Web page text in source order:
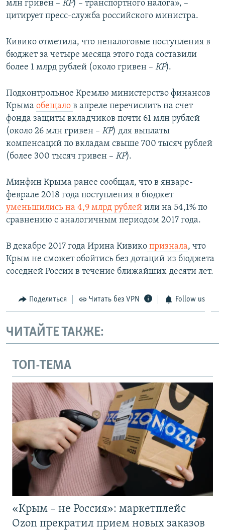
млн гривен – КР) – транспортного налога», –
цитирует пресс-служба российского министра.
Кивико отметила, что неналоговые поступления в
бюджет за четыре месяца этого года составили
более 1 млрд рублей (около гривен – КР).
Подконтрольное Кремлю министерство финансов
Крыма обещало в апреле перечислить на счет
фонда защиты вкладчиков почти 61 млн рублей
(около 26 млн гривен – КР) для выплаты
компенсаций по вкладам свыше 700 тысяч рублей
(более 300 тысяч гривен – КР).
Минфин Крыма ранее сообщал, что в январе-
феврале 2018 года поступления в бюджет
уменьшились на 4,9 млрд рублей или на 54,1% по
сравнению с аналогичным периодом 2017 года.
В декабре 2017 года Ирина Кивико признала, что
Крым не сможет обойтись без дотаций из бюджета
соседней России в течение ближайших десяти лет.
Поделиться Читать без VPN Follow us
ЧИТАЙТЕ ТАКЖЕ:
ТОП-ТЕМА
«Крым – не Россия»: маркетплейс
Ozon прекратил прием новых заказов